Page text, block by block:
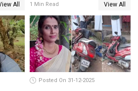
All 1 Min Read View All
Posted On 31-12-2025